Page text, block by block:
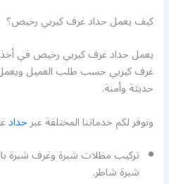
كيف يعمل حداد غرف كيربي رخيص؟
يعمل حداد غرف كيربي رخيص في
غرف كيربي حسب طلب العميل
حديثة وأمنة.
ونوفر لكم خدماتنا المختلفة عبرحداد
تركيب مظلات شبرة وغرف شبرة
شبرة شاطر.